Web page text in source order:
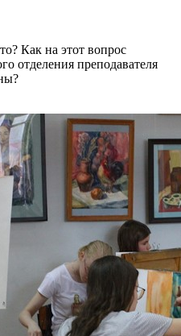
Как на этот вопрос
отделения преподавателя